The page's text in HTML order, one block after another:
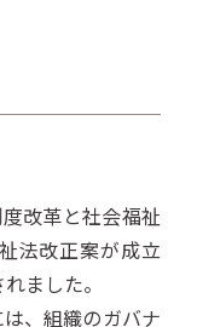
改革と社会福祉
法改正案が成立
ました。
、組織のガバナ